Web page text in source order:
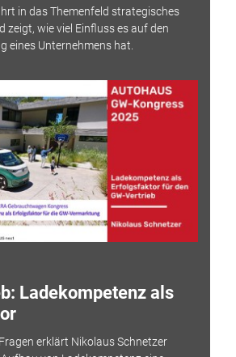
in das Themenfeld strategisches
zeigt, wie viel Einfluss es auf den
eines Unternehmens hat.
Ladekompetenz als
erklärt Nikolaus Schnetzer